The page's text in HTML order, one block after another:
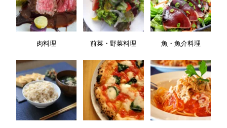
肉料理 前菜・野菜料理 魚・魚介料理